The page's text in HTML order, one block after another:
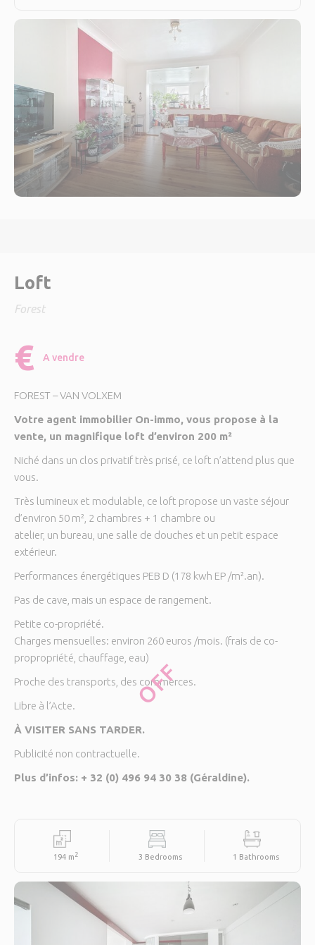
OFF
Loft
Forest
€ A vendre
FOREST – VAN VOLXEM
Votre agent immobilier On-immo, vous propose à la
vente, un magnifique loft d’environ 200 m²
Niché dans un clos privatif très prisé, ce loft n’attend plus que
vous.
Très lumineux et modulable, ce loft propose un vaste séjour
d’environ 50 m², 2 chambres + 1 chambre ou
atelier, un bureau, une salle de douches et un petit espace
extérieur.
Performances énergétiques PEB D (178 kwh EP /m².an).
Pas de cave, mais un espace de rangement.
Petite co-propriété.
Charges mensuelles: environ 260 euros /mois. (frais de co-
propropriété, chauffage, eau)
Proche des transports, des commerces.
Libre à l’Acte.
À VISITER SANS TARDER.
Publicité non contractuelle.
Plus d’infos: + 32 (0) 496 94 30 38 (Géraldine).
194 m 2 3 Bedrooms 1 Bathrooms